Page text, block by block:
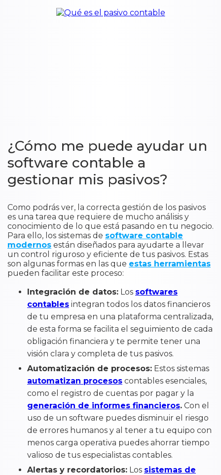
¿Cómo me puede ayudar un
software contable a
gestionar mis pasivos?
Como podrás ver, la correcta gestión de los pasivos
es una tarea que requiere de mucho análisis y
conocimiento de lo que está pasando en tu negocio.
Para ello, los sistemas de software contable
modernos están diseñados para ayudarte a llevar
un control riguroso y eficiente de tus pasivos. Estas
son algunas formas en las que estas herramientas
pueden facilitar este proceso:
Integración de datos: Los softwares
contables integran todos los datos financieros
de tu empresa en una plataforma centralizada,
de esta forma se facilita el seguimiento de cada
obligación financiera y te permite tener una
visión clara y completa de tus pasivos.
Automatización de procesos: Estos sistemas
automatizan procesos contables esenciales,
como el registro de cuentas por pagar y la
generación de informes financieros. Con el
uso de un software puedes disminuir el riesgo
de errores humanos y al tener a tu equipo con
menos carga operativa puedes ahorrar tiempo
valioso de tus especialistas contables.
Alertas y recordatorios: Los sistemas de